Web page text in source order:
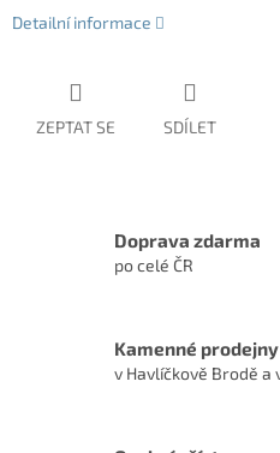
Detailní informace
ZEPTAT SE SDÍLET
Doprava zdarma
po celé ČR
Kamenné prodejny
v Havlíčkově Brodě a